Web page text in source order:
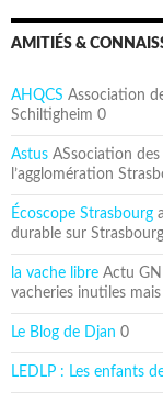
AMITIÉS &
AHQCS Association
Schiltigheim 0
Astus ASsociation des
l’agglomération
Écoscope Strasbourg
durable sur
la vache libre Actu
vacheries inutiles
Le Blog de Djan 0
LEDLP : Les enfants